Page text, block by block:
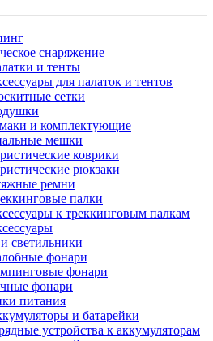
снаряжение
и тенты
для палаток и тентов
сетки
и комплектующие
мешки
коврики
рюкзаки
ремни
палки
к треккинговым палкам
светильники
фонари
фонари
фонари
питания
и батарейки
устройства к аккумуляторам